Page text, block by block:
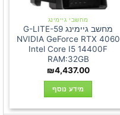
מחשבי גיימינג
מחשב גיימינג G-LITE-59
NVIDIA GeForce RTX 4060
Intel Core I5 14400F
RAM:32GB
₪4,437.00
מידע נוסף